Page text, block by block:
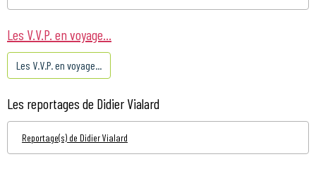
Les V.V.P. en voyage...
Les V.V.P. en voyage...
Les reportages de Didier Vialard
Reportage(s) de Didier Vialard